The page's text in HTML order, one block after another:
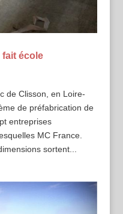
école
de Clisson, en Loire-
de préfabrication de
entreprises
MC France.
sortent...